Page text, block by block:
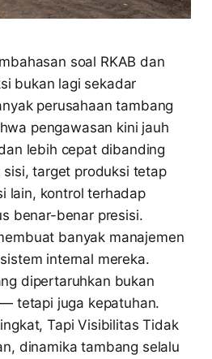
soal RKAB dan
bukan lagi sekadar
perusahaan tambang
pengawasan kini jauh
lebih cepat dibanding
sisi, target produksi tetap
lain, kontrol terhadap
benar-benar presisi.
banyak manajemen
internal mereka.
dipertaruhkan bukan
tetapi juga kepatuhan.
Tapi Visibilitas Tidak
dinamika tambang selalu